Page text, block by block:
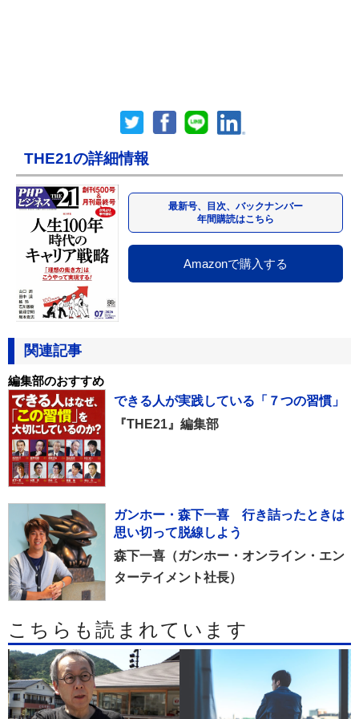
THE21の詳細情報
最新号、目次、バックナンバー
年間購読はこちら
Amazonで購入する
関連記事
編集部のおすすめ
できる人が実践している「７つの習慣」
『THE21』編集部
ガンホー・森下一喜 行き詰ったときは
思い切って脱線しよう
森下一喜（ガンホー・オンライン・エン
ターテイメント社長）
こちらも読まれています